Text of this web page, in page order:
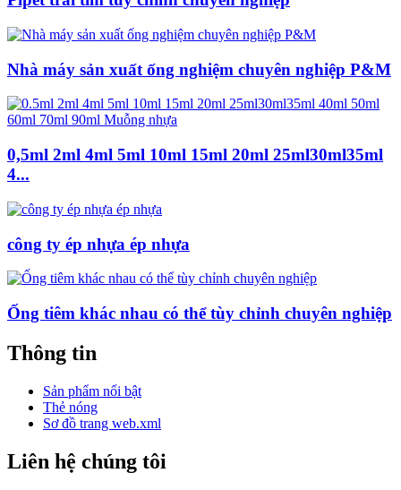
Nhà máy sản xuất ống nghiệm chuyên nghiệp P&M
0,5ml 2ml 4ml 5ml 10ml 15ml 20ml 25ml30ml35ml
4...
công ty ép nhựa ép nhựa
Ống tiêm khác nhau có thể tùy chỉnh chuyên nghiệp
Thông tin
Sản phẩm nổi bật
Thẻ nóng
Sơ đồ trang web.xml
Liên hệ chúng tôi